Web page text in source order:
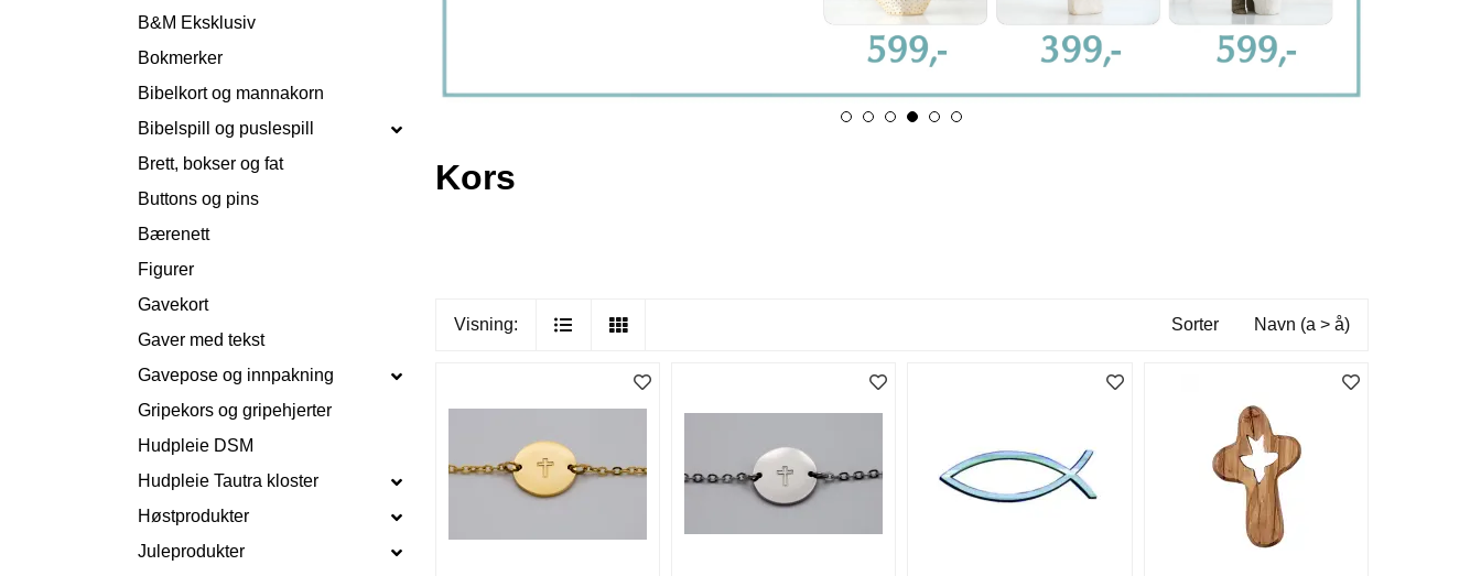
B&M Eksklusiv
Bokmerker
Bibelkort og mannakorn
Bibelspill og puslespill
Brett, bokser og fat
Buttons og pins
Bærenett
Figurer
Gavekort
Gaver med tekst
Gavepose og innpakning
Gripekors og gripehjerter
Hudpleie DSM
Hudpleie Tautra kloster
Høstprodukter
Juleprodukter
Kors
Visning: Sorter Navn (a > å)